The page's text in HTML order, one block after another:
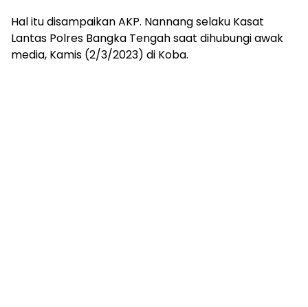
Hal itu disampaikan AKP. Nannang selaku Kasat
Lantas Polres Bangka Tengah saat dihubungi awak
media, Kamis (2/3/2023) di Koba.